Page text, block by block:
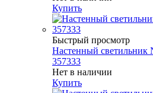
Купить
Быстрый просмотр
Настенный светильник
357333
Нет в наличии
Купить